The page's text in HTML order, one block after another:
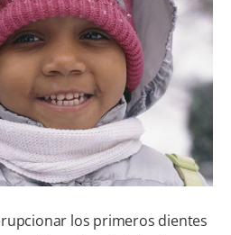
AR (ES)
SUSCRIBITE
los primeros dientes